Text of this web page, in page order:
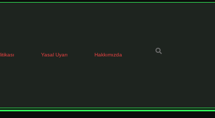
Yasal Uyarı Hakkımızda